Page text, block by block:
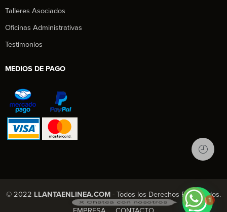
Talleres Asociados
Oficinas Administrativas
Testimonios
MEDIOS DE PAGO
© 2022 LLANTAENLINEA.COM - Todos los Derechos Reservados.
X Chatea con nosotros
1